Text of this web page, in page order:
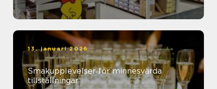
13. januari 2026
Smakupplevelser för minnesvärda
tillställningar